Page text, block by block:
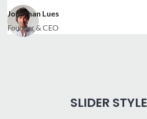
Jonathan Lues
Founder & CEO
SLIDER STYLE